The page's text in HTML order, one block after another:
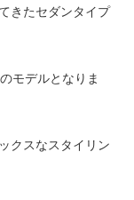
きたセダンタイプ
モデルとなりま
クスなスタイリン